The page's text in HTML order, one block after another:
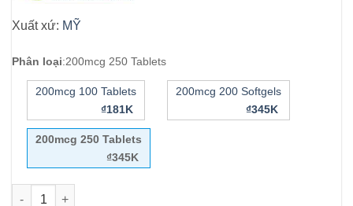
Xuất xứ: MỸ
Phân loại:200mcg 250 Tablets
200mcg 100 Tablets
₫181K
200mcg 200 Softgels
₫345K
200mcg 250 Tablets
₫345K
Viên uống bổ sung Selenium Puritan’s Pride High Potency